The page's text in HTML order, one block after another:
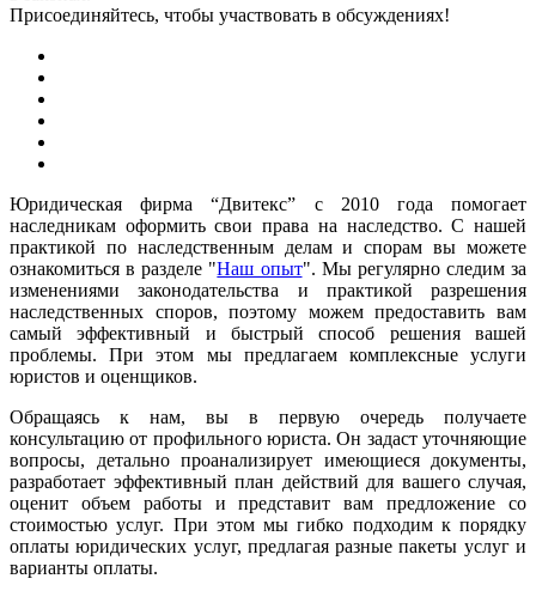
Присоединяйтесь, чтобы участвовать в обсуждениях!
Юридическая фирма “Двитекс” с 2010 года помогает
наследникам оформить свои права на наследство. С нашей
практикой по наследственным делам и спорам вы можете
ознакомиться в разделе "Наш опыт". Мы регулярно следим за
изменениями законодательства и практикой разрешения
наследственных споров, поэтому можем предоставить вам
самый эффективный и быстрый способ решения вашей
проблемы. При этом мы предлагаем комплексные услуги
юристов и оценщиков.
Обращаясь к нам, вы в первую очередь получаете
консультацию от профильного юриста. Он задаст уточняющие
вопросы, детально проанализирует имеющиеся документы,
разработает эффективный план действий для вашего случая,
оценит объем работы и представит вам предложение со
стоимостью услуг. При этом мы гибко подходим к порядку
оплаты юридических услуг, предлагая разные пакеты услуг и
варианты оплаты.